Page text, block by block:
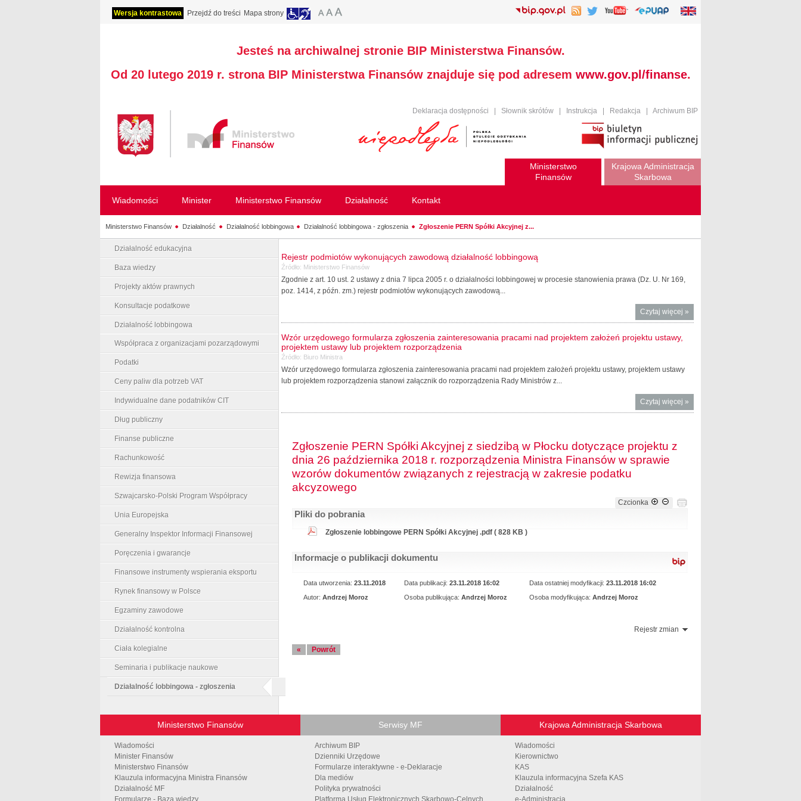
Wersja kontrastowa Przejdź do treści Mapa strony
Jesteś na archiwalnej stronie BIP Ministerstwa Finansów.
Od 20 lutego 2019 r. strona BIP Ministerstwa Finansów znajduje się pod adresem www.gov.pl/finanse.
Deklaracja dostępności Słownik skrótów Instrukcja Redakcja Archiwum BIP
Ministerstwo
Finansów
Krajowa Administracja
Skarbowa
Wiadomości Minister Ministerstwo Finansów Działalność Kontakt
Ministerstwo Finansów Działalność Działalność lobbingowa Działalność lobbingowa - zgłoszenia Zgłoszenie PERN Spółki Akcyjnej z...
Działalność edukacyjna
Baza wiedzy
Projekty aktów prawnych
Konsultacje podatkowe
Działalność lobbingowa
Współpraca z organizacjami pozarządowymi
Podatki
Ceny paliw dla potrzeb VAT
Indywidualne dane podatników CIT
Dług publiczny
Finanse publiczne
Rachunkowość
Rewizja finansowa
Szwajcarsko-Polski Program Współpracy
Unia Europejska
Generalny Inspektor Informacji Finansowej
Poręczenia i gwarancje
Finansowe instrumenty wspierania eksportu
Rynek finansowy w Polsce
Egzaminy zawodowe
Działalność kontrolna
Ciała kolegialne
Seminaria i publikacje naukowe
Działalność lobbingowa - zgłoszenia
Rejestr podmiotów wykonujących zawodową działalność lobbingową
Źródło: Ministerstwo Finansów
Zgodnie z art. 10 ust. 2 ustawy z dnia 7 lipca 2005 r. o działalności lobbingowej w procesie stanowienia prawa (Dz. U. Nr 169,
poz. 1414, z późn. zm.) rejestr podmiotów wykonujących zawodową...
Czytaj więcej o Rejestr
podmiotów
»
Wzór urzędowego formularza zgłoszenia zainteresowania pracami nad projektem założeń projektu ustawy,
projektem ustawy lub projektem rozporządzenia
Źródło: Biuro Ministra
Wzór urzędowego formularza zgłoszenia zainteresowania pracami nad projektem założeń projektu ustawy, projektem ustawy
lub projektem rozporządzenia stanowi załącznik do rozporządzenia Rady Ministrów z...
Czytaj więcej o Wzór
urzędowego
projektem
»
Zgłoszenie PERN Spółki Akcyjnej z siedzibą w Płocku dotyczące projektu z
dnia 26 października 2018 r. rozporządzenia Ministra Finansów w sprawie
wzorów dokumentów związanych z rejestracją w zakresie podatku
akcyzowego
Czcionka
Pliki do pobrania
Zgłoszenie lobbingowe PERN Spółki Akcyjnej .pdf ( 828 KB )
Informacje o publikacji dokumentu
Data utworzenia: 23.11.2018 Data publikacji: 23.11.2018 16:02 Data ostatniej modyfikacji: 23.11.2018 16:02
Autor: Andrzej Moroz Osoba publikująca: Andrzej Moroz Osoba modyfikująca: Andrzej Moroz
Rejestr zmian
« Powrót
Ministerstwo Finansów
Wiadomości
Minister Finansów
Ministerstwo Finansów
Klauzula informacyjna Ministra Finansów
Działalność MF
Formularze - Baza wiedzy
Serwisy MF
Archiwum BIP
Dzienniki Urzędowe
Formularze interaktywne - e-Deklaracje
Dla mediów
Polityka prywatności
Platforma Usług Elektronicznych Skarbowo-Celnych
Krajowa Administracja Skarbowa
Wiadomości
Kierownictwo
KAS
Klauzula informacyjna Szefa KAS
Działalność
e-Administracja